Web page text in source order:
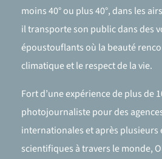
moins 40° ou plus 40°, dans les
il transporte son public dans des
époustouflants où la beauté
climatique et le respect de la vie.
Fort d’une expérience de plus de
photojournaliste pour des
internationales et après plusieurs
scientifiques à travers le monde,